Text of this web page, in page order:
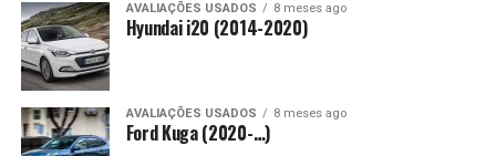
AVALIAÇÕES USADOS 8 meses ago
Hyundai i20 (2014-2020)
AVALIAÇÕES USADOS 8 meses ago
Ford Kuga (2020-…)